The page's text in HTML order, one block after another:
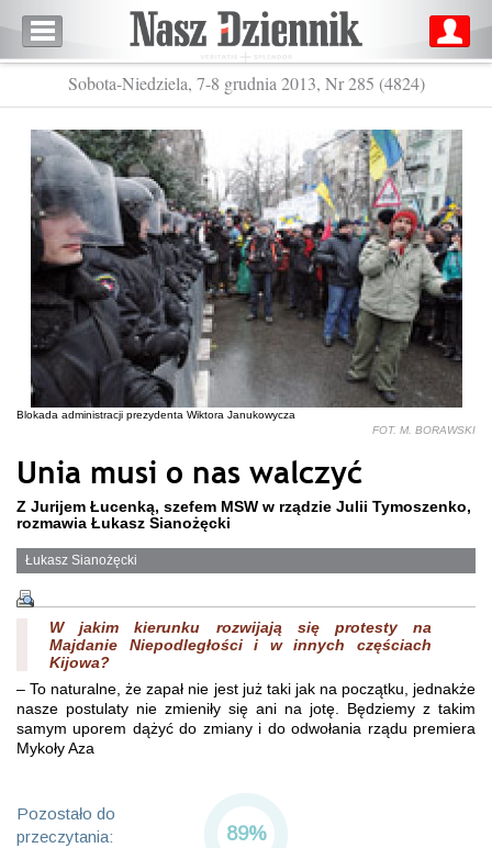
Sobota-Niedziela, 7-8 grudnia 2013, Nr 285 (4824)
Blokada administracji prezydenta Wiktora Janukowycza
FOT. M. BORAWSKI
Unia musi o nas walczyć
Z Jurijem Łucenką, szefem MSW w rządzie Julii Tymoszenko,
rozmawia Łukasz Sianożęcki
Łukasz Sianożęcki
W jakim kierunku rozwijają się protesty na
Majdanie Niepodległości i w innych częściach
Kijowa?
– To naturalne, że zapał nie jest już taki jak na początku, jednakże
nasze postulaty nie zmieniły się ani na jotę. Będziemy z takim
samym uporem dążyć do zmiany i do odwołania rządu premiera
Mykoły Aza
Pozostało do
przeczytania:
89%